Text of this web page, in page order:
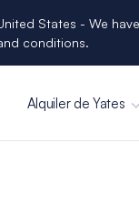
States - We
conditions.
Alquiler de Yates